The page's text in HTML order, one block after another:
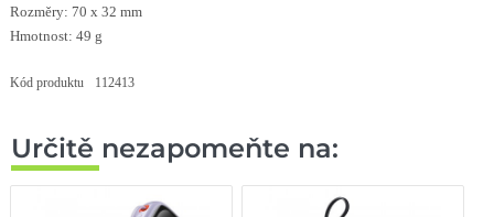
Rozměry: 70 x 32 mm
Hmotnost: 49 g
Kód produktu 112413
Určitě nezapomeňte na: